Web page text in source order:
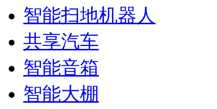
智能扫地机器人
共享汽车
智能音箱
智能大棚